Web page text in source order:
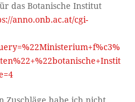
das Botanische Institut
anno.onb.ac.at/cgi-
Zuschläge habe ich nicht